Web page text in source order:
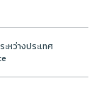
ว่างประเทศ